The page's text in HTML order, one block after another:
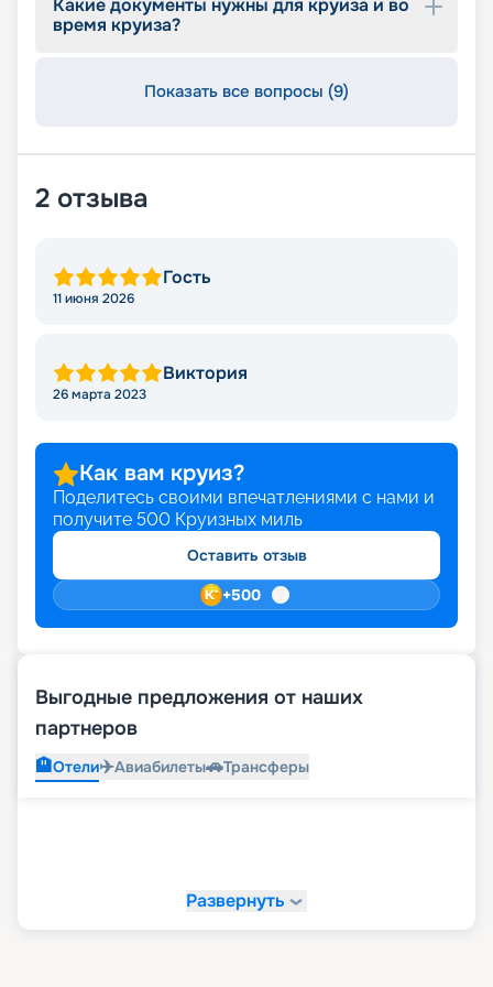
Какие документы нужны для круиза и во
время круиза?
Показать все вопросы (9)
2 отзыва
Гость
11 июня 2026
Виктория
26 марта 2023
Как вам круиз?
Поделитесь своими впечатлениями с нами и
получите 500 Круизных миль
Оставить отзыв
+500
Выгодные предложения от наших
партнеров
🏨Отели✈️Авиабилеты🚗Трансферы
Развернуть